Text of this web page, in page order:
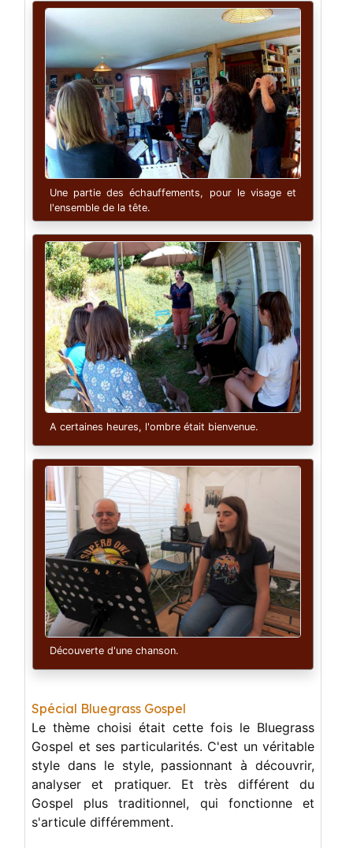
Une partie des échauffements, pour le visage et
l'ensemble de la tête.
A certaines heures, l'ombre était bienvenue.
Découverte d'une chanson.
Spécial Bluegrass Gospel
Le thème choisi était cette fois le Bluegrass
Gospel et ses particularités. C'est un véritable
style dans le style, passionnant à découvrir,
analyser et pratiquer. Et très différent du
Gospel plus traditionnel, qui fonctionne et
s'articule différemment.